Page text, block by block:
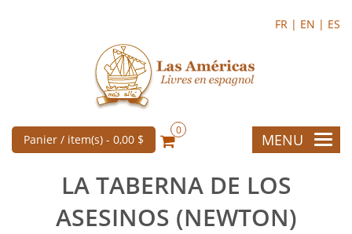
FR | EN | ES
Panier / item(s) - 0,00 $
0
MENU
LA TABERNA DE LOS
ASESINOS (NEWTON)